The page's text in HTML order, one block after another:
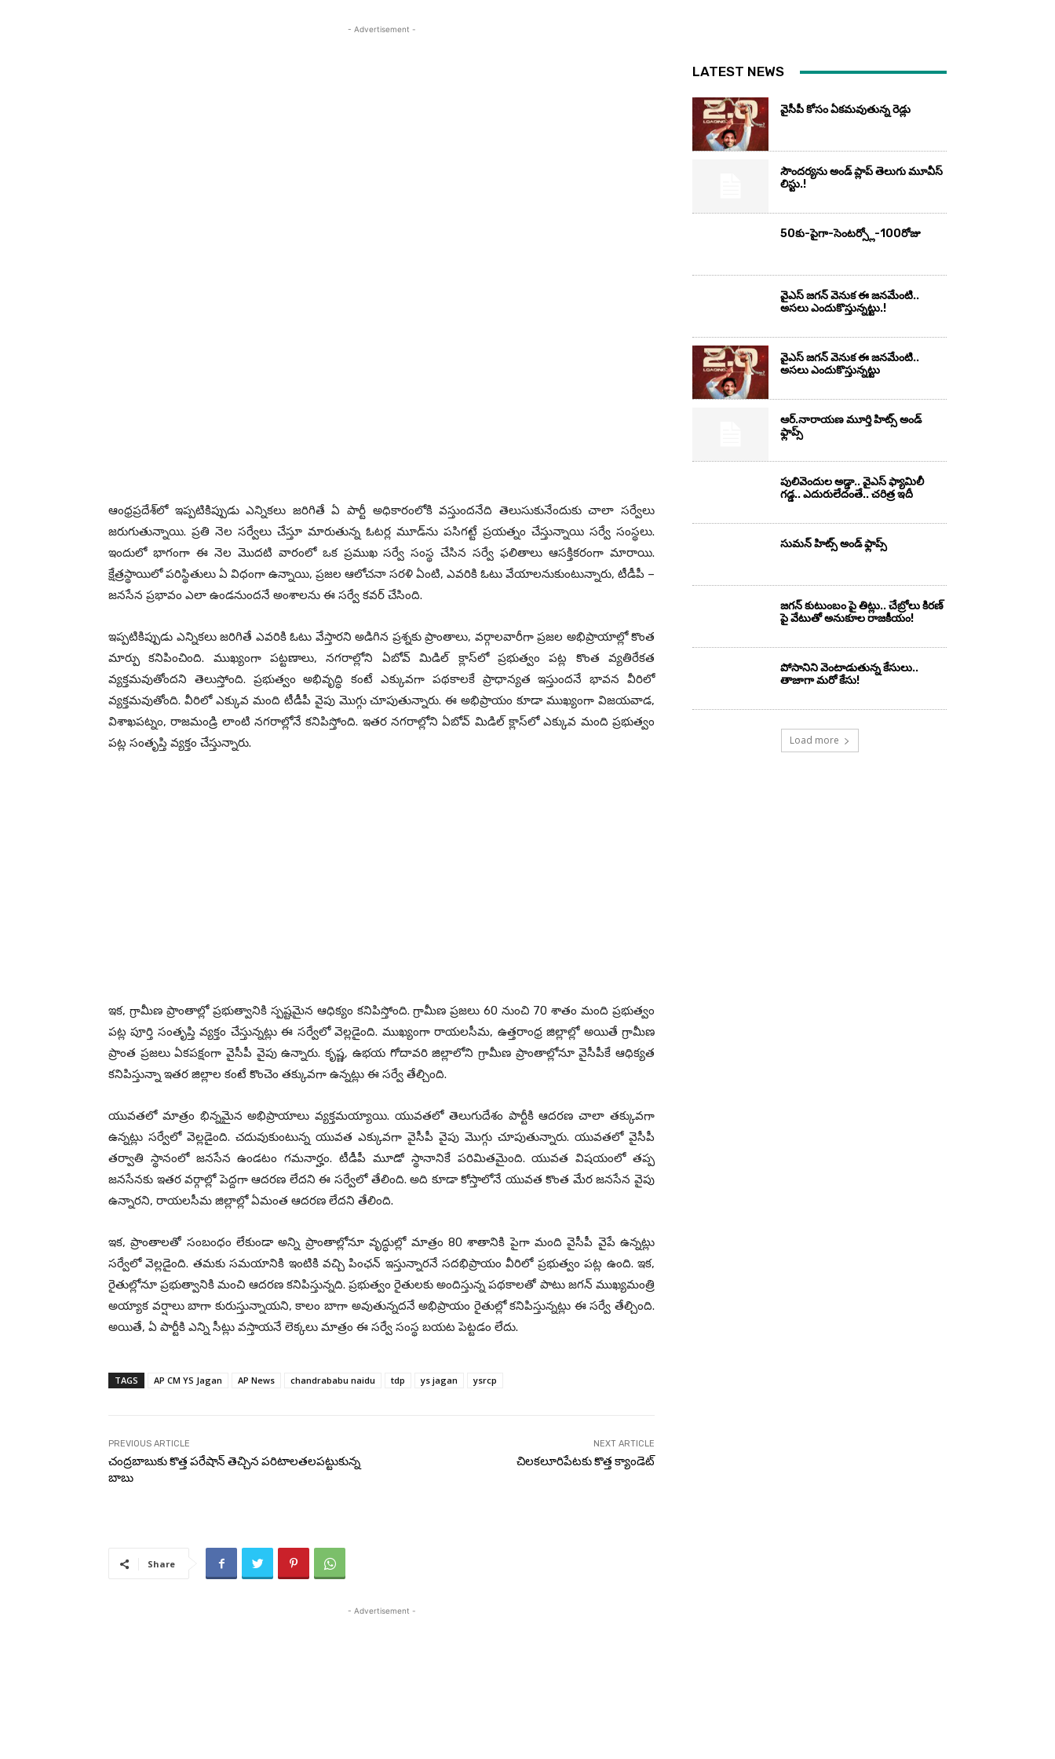
- Advertisement -
ఆంధ్ర‌ప్ర‌దేశ్‌లో ఇప్ప‌టికిప్పుడు ఎన్నిక‌లు జ‌రిగితే ఏ పార్టీ అధికారంలోకి వ‌స్తుంద‌నేది తెలుసుకునేందుకు చాలా స‌ర్వేలు
జ‌రుగుతున్నాయి. ప్ర‌తి నెల స‌ర్వేలు చేస్తూ మారుతున్న ఓట‌ర్ల మూడ్‌ను ప‌సిగ‌ట్టే ప్ర‌య‌త్నం చేస్తున్నాయి స‌ర్వే సంస్థ‌లు.
ఇందులో భాగంగా ఈ నెల మొద‌టి వారంలో ఒక ప్ర‌ముఖ స‌ర్వే సంస్థ చేసిన స‌ర్వే ఫ‌లితాలు ఆస‌క్తిక‌రంగా మారాయి.
క్షేత్ర‌స్థాయిలో ప‌రిస్థితులు ఏ విధంగా ఉన్నాయి, ప్ర‌జ‌ల ఆలోచ‌నా స‌ర‌ళి ఏంటి, ఎవ‌రికి ఓటు వేయాల‌నుకుంటున్నారు, టీడీపీ –
జ‌న‌సేన ప్ర‌భావం ఎలా ఉండ‌నుంద‌నే అంశాల‌ను ఈ స‌ర్వే క‌వ‌ర్ చేసింది.
ఇప్ప‌టికిప్పుడు ఎన్నిక‌లు జ‌రిగితే ఎవ‌రికి ఓటు వేస్తార‌ని అడిగిన ప్ర‌శ్న‌కు ప్రాంతాలు, వ‌ర్గాలవారీగా ప్ర‌జ‌ల అభిప్రాయాల్లో కొంత
మార్పు క‌నిపించింది. ముఖ్యంగా ప‌ట్ట‌ణాలు, న‌గ‌రాల్లోని ఏబోవ్ మిడిల్ క్లాస్‌లో ప్ర‌భుత్వం ప‌ట్ల కొంత వ్య‌తిరేక‌త
వ్య‌క్త‌మ‌వుతోందని తెలుస్తోంది. ప్ర‌భుత్వం అభివృద్ధి కంటే ఎక్కువ‌గా ప‌థ‌కాల‌కే ప్రాధాన్య‌త ఇస్తుంద‌నే భావ‌న వీరిలో
వ్య‌క్త‌మ‌వుతోంది. వీరిలో ఎక్కువ మంది టీడీపీ వైపు మొగ్గు చూపుతున్నారు. ఈ అభిప్రాయం కూడా ముఖ్యంగా విజ‌యవాడ‌,
విశాఖ‌ప‌ట్నం, రాజ‌మండ్రి లాంటి న‌గ‌రాల్లోనే క‌నిపిస్తోంది. ఇత‌ర న‌గ‌రాల్లోని ఏబోవ్ మిడిల్ క్లాస్‌లో ఎక్కువ మంది ప్ర‌భుత్వం
ప‌ట్ల సంతృప్తి వ్య‌క్తం చేస్తున్నారు.
ఇక‌, గ్రామీణ ప్రాంతాల్లో ప్ర‌భుత్వానికి స్ప‌ష్ట‌మైన ఆధిక్యం క‌నిపిస్తోంది. గ్రామీణ ప్ర‌జ‌లు 60 నుంచి 70 శాతం మంది ప్ర‌భుత్వం
ప‌ట్ల పూర్తి సంతృప్తి వ్య‌క్తం చేస్తున్న‌ట్లు ఈ స‌ర్వేలో వెల్ల‌డైంది. ముఖ్యంగా రాయ‌ల‌సీమ‌, ఉత్త‌రాంధ్ర జిల్లాల్లో అయితే గ్రామీణ
ప్రాంత ప్ర‌జ‌లు ఏక‌ప‌క్షంగా వైసీపీ వైపు ఉన్నారు. కృష్ణ‌, ఉభ‌య గోదావ‌రి జిల్లాలోని గ్రామీణ ప్రాంతాల్లోనూ వైసీపీకే ఆధిక్య‌త
క‌నిపిస్తున్నా ఇత‌ర జిల్లాల కంటే కొంచెం త‌క్కువ‌గా ఉన్న‌ట్లు ఈ స‌ర్వే తేల్చింది.
యువ‌త‌లో మాత్రం భిన్నమైన అభిప్రాయాలు వ్య‌క్త‌మ‌య్యాయి. యువ‌త‌లో తెలుగుదేశం పార్టీకి ఆద‌ర‌ణ చాలా త‌క్కువ‌గా
ఉన్న‌ట్లు స‌ర్వేలో వెల్ల‌డైంది. చ‌దువుకుంటున్న యువ‌త ఎక్కువ‌గా వైసీపీ వైపు మొగ్గు చూపుతున్నారు. యువ‌తలో వైసీపీ
త‌ర్వాతి స్థానంలో జ‌న‌సేన ఉండ‌టం గ‌మ‌నార్హం. టీడీపీ మూడో స్థానానికే ప‌రిమిత‌మైంది. యువ‌త విష‌యంలో త‌ప్ప
జ‌న‌సేన‌కు ఇత‌ర వ‌ర్గాల్లో పెద్ద‌గా ఆద‌ర‌ణ లేద‌ని ఈ స‌ర్వేలో తేలింది. అది కూడా కోస్తాలోనే యువ‌త కొంత మేర జ‌న‌సేన వైపు
ఉన్నార‌ని, రాయ‌ల‌సీమ జిల్లాల్లో ఏమంత ఆద‌ర‌ణ లేదని తేలింది.
ఇక‌, ప్రాంతాల‌తో సంబంధం లేకుండా అన్ని ప్రాంతాల్లోనూ వృద్ధుల్లో మాత్రం 80 శాతానికి పైగా మంది వైసీపీ వైపే ఉన్న‌ట్లు
స‌ర్వేలో వెల్ల‌డైంది. త‌మ‌కు స‌మ‌యానికి ఇంటికి వ‌చ్చి పింఛ‌న్ ఇస్తున్నార‌నే స‌ద‌భిప్రాయం వీరిలో ప్ర‌భుత్వం ప‌ట్ల ఉంది. ఇక‌,
రైతుల్లోనూ ప్ర‌భుత్వానికి మంచి ఆద‌ర‌ణ క‌నిపిస్తున్న‌ది. ప్ర‌భుత్వం రైతుల‌కు అందిస్తున్న ప‌థ‌కాల‌తో పాటు జ‌గ‌న్ ముఖ్య‌మంత్రి
అయ్యాక వ‌ర్షాలు బాగా కురుస్తున్నాయ‌ని, కాలం బాగా అవుతున్న‌ద‌నే అభిప్రాయం రైతుల్లో క‌నిపిస్తున్న‌ట్లు ఈ స‌ర్వే తేల్చింది.
అయితే, ఏ పార్టీకి ఎన్ని సీట్లు వ‌స్తాయ‌నే లెక్క‌లు మాత్రం ఈ స‌ర్వే సంస్థ బ‌య‌ట పెట్ట‌డం లేదు.
TAGS AP CM YS Jagan AP News chandrababu naidu tdp ys jagan ysrcp
PREVIOUS ARTICLE
చంద్ర‌బాబుకు కొత్త ప‌రేషాన్ తెచ్చిన ప‌రిటాలత‌ల‌ప‌ట్టుకున్న
బాబు
NEXT ARTICLE
చిల‌క‌లూరిపేట‌కు కొత్త క్యాండెట్‌
Share
- Advertisement -
LATEST NEWS
వైసీపీ కోసం ఏక‌మ‌వుతున్న రెడ్లు
సౌందర్యను అండ్‌ ప్లాప్‌ తెలుగు మూవీస్‌
లిస్టు.!
50కు-పైగా-సెంటర్స్లో-100రోజు
వైఎస్‌ జగన్‌ వెనుక ఈ జనమేంటి..
అసలు ఎందుకొస్తున్నట్టు.!
వైఎస్‌ జగన్‌ వెనుక ఈ జనమేంటి..
అసలు ఎందుకొస్తున్నట్టు
ఆర్‌.నారాయ‌ణ మూర్తి హిట్స్ అండ్
ఫ్లాప్స్‌
పులివెందుల అడ్డా.. వైఎస్ ఫ్యామిలీ
గడ్డ.. ఎదురులేదంతే.. చరిత్ర ఇదీ
సుమ‌న్ హిట్స్ అండ్ ఫ్లాప్స్‌
జగన్ కుటుంబం పై తిట్లు.. చేబ్రోలు కిరణ్
పై వేటుతో అనుకూల రాజకీయం!
పోసానిని వెంటాడుతున్న కేసులు..
తాజాగా మరో కేసు!
Load more